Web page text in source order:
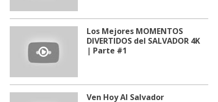
Los Mejores MOMENTOS
DIVERTIDOS del SALVADOR 4K
| Parte #1
Ven Hoy Al Salvador